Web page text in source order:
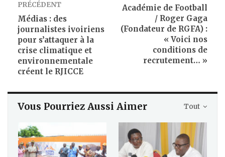
PRÉCÉDENT
Médias : des
journalistes ivoiriens
pour s’attaquer à la
crise climatique et
environnementale
créent le RJICCE
Académie de Football
/ Roger Gaga
(Fondateur de RGFA) :
« Voici nos
conditions de
recrutement… »
Tout
Vous Pourriez Aussi Aimer